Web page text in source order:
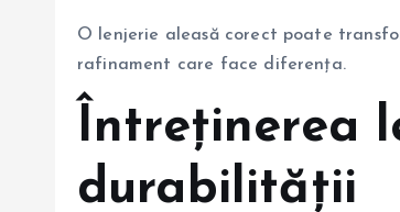
O lenjerie aleasă corect poate
rafinament care face diferența.
Întreținerea
durabilității